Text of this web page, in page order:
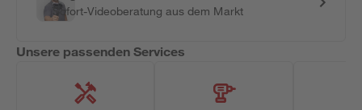
Sofort-Videoberatung aus dem Markt
Unsere passenden Services